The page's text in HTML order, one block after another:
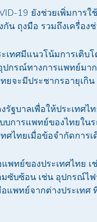
19 ยังช่วยเพิ่มกา
น ถุงมือ รวมถึงเครื่อ
เทศมีแนวโน้มการเติบ
กรณ์ทางการแพทย์มา
ยจะมีประชากรอายุเกิ
รัฐบาลเพื่อให้ประเทศ
การแพทย์ของไทยใน
ศไทยเมื่อข้อจำกัดการ
แพทย์ของประเทศไทย
บซ้อน เช่น อุปกรณ์ไฟ
แพทย์จากต่างประเทศ